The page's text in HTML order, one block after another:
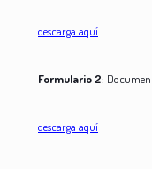
descarga aquí
Formulario 2:
descarga aquí